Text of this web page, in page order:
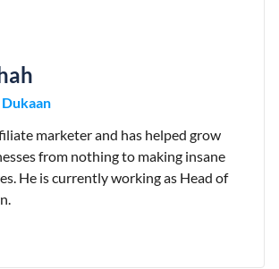
Dukaan
marketer and has helped grow
from nothing to making insane
He is currently working as Head of